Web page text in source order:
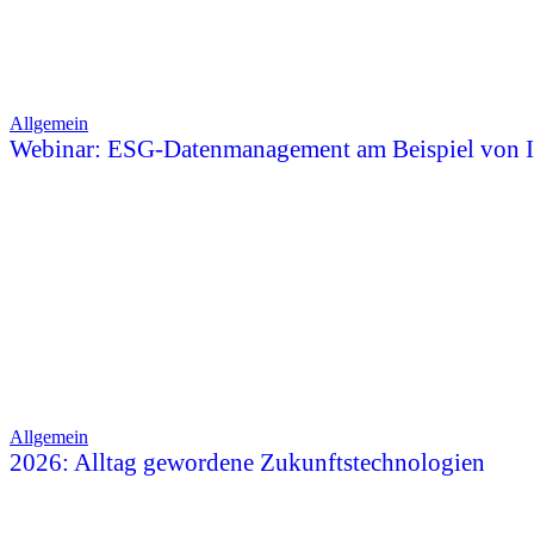
Allgemein
Webinar: ESG-Datenmanagement am Beispiel von
Allgemein
2026: Alltag gewordene Zukunftstechnologien